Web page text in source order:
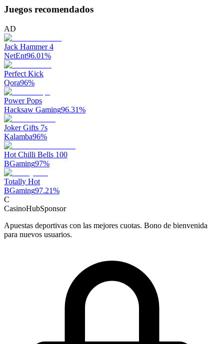
Juegos recomendados
AD
Jack Hammer 4
NetEnt96.01%
Perfect Kick
Qora96%
Power Pops
Hacksaw Gaming96.31%
Joker Gifts 7s
Kalamba96%
Hot Chilli Bells 100
BGaming97%
Totally Hot
BGaming97.21%
C
CasinoHubSponsor
Apuestas deportivas con las mejores cuotas. Bono de bienvenida
para nuevos usuarios.